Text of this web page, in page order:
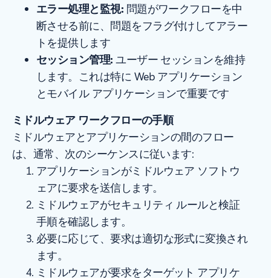
エラー処理と監視: 問題がワークフローを中
断させる前に、問題をフラグ付けしてアラー
トを提供します
セッション管理: ユーザー セッションを維持
します。これは特に Web アプリケーション
とモバイル アプリケーションで重要です
ミドルウェア ワークフローの手順
ミドルウェアとアプリケーションの間のフロー
は、通常、次のシーケンスに従います:
アプリケーションがミドルウェア ソフトウ
ェアに要求を送信します。
ミドルウェアがセキュリティ ルールと検証
手順を確認します。
必要に応じて、要求は適切な形式に変換され
ます。
ミドルウェアが要求をターゲット アプリケ